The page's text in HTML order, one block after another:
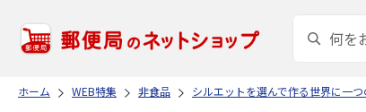
ホーム WEB特集 非食品 シルエットを選んで作る世界に一